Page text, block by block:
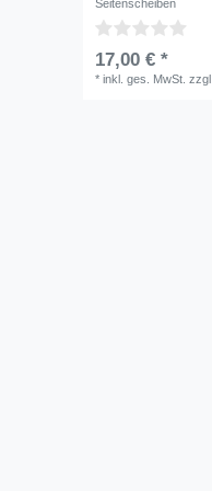
Seitenscheiben
17,00 € *
* inkl. ges. MwSt. zzgl.